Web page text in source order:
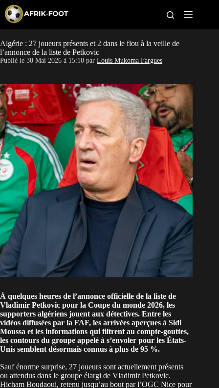
p
o
c
o
t
e
n
t
CAN féminine
Pays
Clubs
Classement
Paris sportifs
Algérie : 27 joueurs présents et 2 dans le flou à la veille de
l’annonce de la liste de Petkovic
Publié le 30 Mai 2026 à 15:10 par Louis Mukoma Fargues
À quelques heures de l’annonce officielle de la liste de
Vladimir Petkovic pour la Coupe du monde 2026, les
supporters algériens jouent aux détectives. Entre les
vidéos diffusées par la FAF, les arrivées aperçues à Sidi
Moussa et les informations qui filtrent au compte-gouttes,
les contours du groupe appelé à s’envoler pour les États-
Unis semblent désormais connus à plus de 95 %.
Sauf énorme surprise, 27 joueurs sont actuellement présents
ou attendus dans le groupe élargi de Vladimir Petkovic.
Hicham Boudaoui, retenu jusqu’au bout par l’OGC Nice pour